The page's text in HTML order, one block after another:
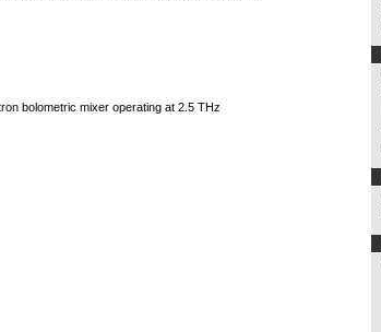
bolometric mixer operating at 2.5 THz